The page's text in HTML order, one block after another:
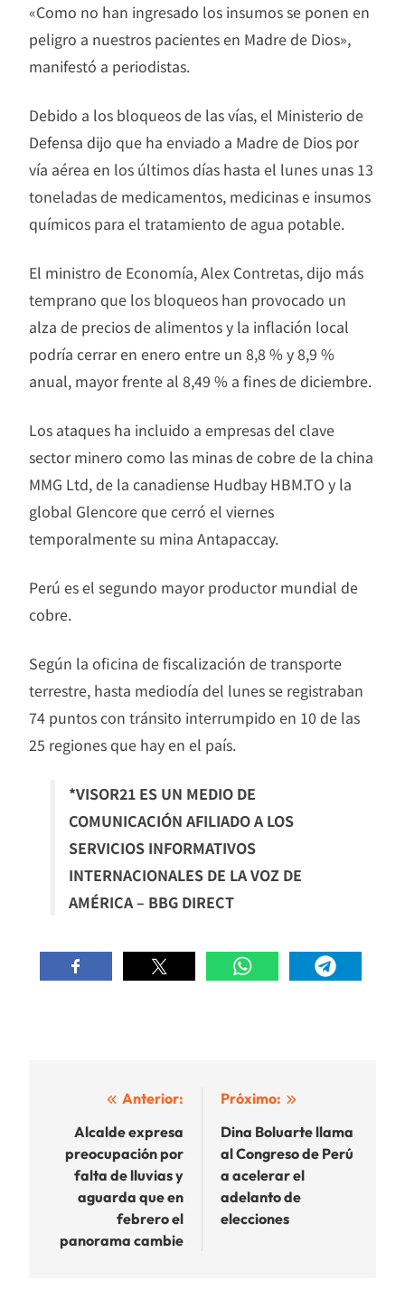
«Como no han ingresado los insumos se ponen en
peligro a nuestros pacientes en Madre de Dios»,
manifestó a periodistas.
Debido a los bloqueos de las vías, el Ministerio de
Defensa dijo que ha enviado a Madre de Dios por
vía aérea en los últimos días hasta el lunes unas 13
toneladas de medicamentos, medicinas e insumos
químicos para el tratamiento de agua potable.
El ministro de Economía, Alex Contretas, dijo más
temprano que los bloqueos han provocado un
alza de precios de alimentos y la inflación local
podría cerrar en enero entre un 8,8 % y 8,9 %
anual, mayor frente al 8,49 % a fines de diciembre.
Los ataques ha incluido a empresas del clave
sector minero como las minas de cobre de la china
MMG Ltd, de la canadiense Hudbay HBM.TO y la
global Glencore que cerró el viernes
temporalmente su mina Antapaccay.
Perú es el segundo mayor productor mundial de
cobre.
Según la oficina de fiscalización de transporte
terrestre, hasta mediodía del lunes se registraban
74 puntos con tránsito interrumpido en 10 de las
25 regiones que hay en el país.
*VISOR21 ES UN MEDIO DE
COMUNICACIÓN AFILIADO A LOS
SERVICIOS INFORMATIVOS
INTERNACIONALES DE LA VOZ DE
AMÉRICA – BBG DIRECT
Navegación
entradas
Anterior:
Alcalde expresa
preocupación por
falta de lluvias y
aguarda que en
febrero el
panorama cambie
Próximo:
Dina Boluarte llama
al Congreso de Perú
a acelerar el
adelanto de
elecciones